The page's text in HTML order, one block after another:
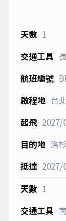
1
台
2027/
洛
2027/
1